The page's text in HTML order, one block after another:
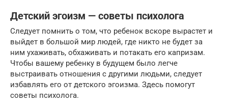
Детский эгоизм — советы психолога
Следует помнить о том, что ребенок вскоре вырастет и
выйдет в большой мир людей, где никто не будет за
ним ухаживать, обхаживать и потакать его капризам.
Чтобы вашему ребенку в будущем было легче
выстраивать отношения с другими людьми, следует
избавлять его от детского эгоизма. Здесь помогут
советы психолога.